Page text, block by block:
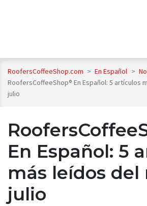
RoofersCoffeeShop.com > En Español >
RoofersCoffeeShop® En Español: 5 artículos
julio
En Español: 5
más leídos del
julio